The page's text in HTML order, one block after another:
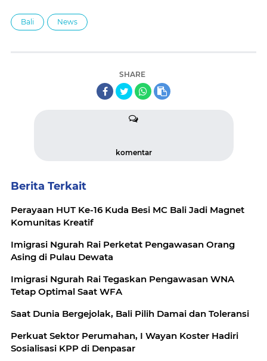
Bali News
SHARE
komentar
Berita Terkait
Perayaan HUT Ke-16 Kuda Besi MC Bali Jadi Magnet
Komunitas Kreatif
Imigrasi Ngurah Rai Perketat Pengawasan Orang
Asing di Pulau Dewata
Imigrasi Ngurah Rai Tegaskan Pengawasan WNA
Tetap Optimal Saat WFA
Saat Dunia Bergejolak, Bali Pilih Damai dan Toleransi
Perkuat Sektor Perumahan, I Wayan Koster Hadiri
Sosialisasi KPP di Denpasar